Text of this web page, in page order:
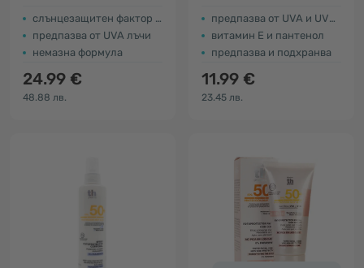
слънцезащитен фактор SPF 50+
предпазва от UVA лъчи
немазна формула
24.99 €
48.88 лв.
предпазва от UVA и UVB лъчи
витамин Е и пантенол
предпазва и подхранва
11.99 €
23.45 лв.